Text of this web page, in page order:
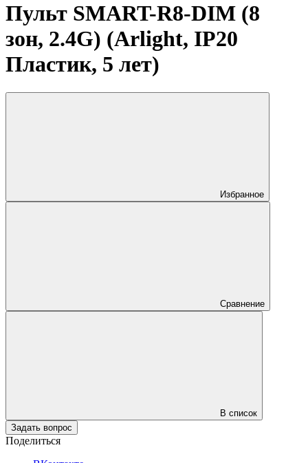
Пульт SMART-R8-DIM (8
зон, 2.4G) (Arlight, IP20
Пластик, 5 лет)
Избранное
Сравнение
В список
Задать вопрос
Поделиться